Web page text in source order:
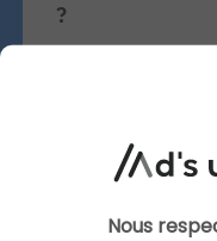
?
plus
la différence
Nous